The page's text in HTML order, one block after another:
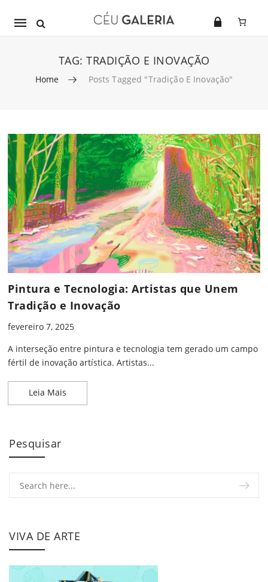
Mobile
TAG: TRADIÇÃO E INOVAÇÃO
Home Posts Tagged "tradição E Inovação"
Skip to content
Pintura e Tecnologia: Artistas que Unem
Tradição e Inovação
fevereiro 7, 2025
A interseção entre pintura e tecnologia tem gerado um campo
fértil de inovação artística. Artistas...
Leia Mais
Pesquisar
VIVA DE ARTE